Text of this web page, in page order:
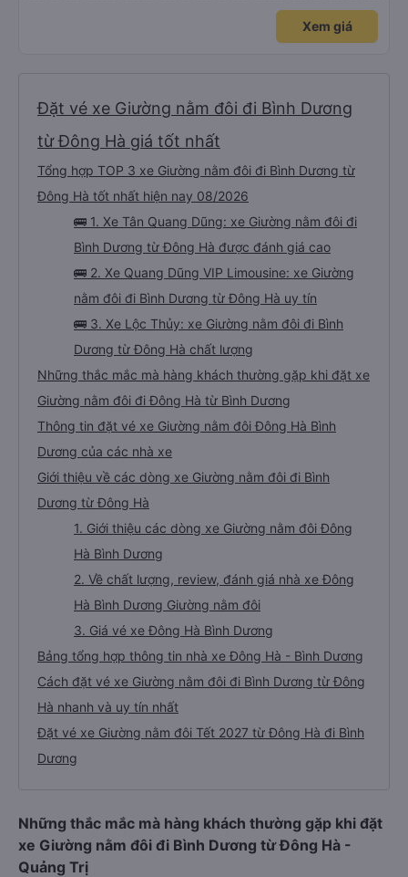
Xem giá
Đặt vé xe Giường nằm đôi đi Bình Dương
từ Đông Hà giá tốt nhất
Tổng hợp TOP 3 xe Giường nằm đôi đi Bình Dương từ
Đông Hà tốt nhất hiện nay 08/2026
🚌 1. Xe Tân Quang Dũng: xe Giường nằm đôi đi
Bình Dương từ Đông Hà được đánh giá cao
🚌 2. Xe Quang Dũng VIP Limousine: xe Giường
nằm đôi đi Bình Dương từ Đông Hà uy tín
🚌 3. Xe Lộc Thủy: xe Giường nằm đôi đi Bình
Dương từ Đông Hà chất lượng
Những thắc mắc mà hàng khách thường gặp khi đặt xe
Giường nằm đôi đi Đông Hà từ Bình Dương
Thông tin đặt vé xe Giường nằm đôi Đông Hà Bình
Dương của các nhà xe
Giới thiệu về các dòng xe Giường nằm đôi đi Bình
Dương từ Đông Hà
1. Giới thiệu các dòng xe Giường nằm đôi Đông
Hà Bình Dương
2. Về chất lượng, review, đánh giá nhà xe Đông
Hà Bình Dương Giường nằm đôi
3. Giá vé xe Đông Hà Bình Dương
Bảng tổng hợp thông tin nhà xe Đông Hà - Bình Dương
Cách đặt vé xe Giường nằm đôi đi Bình Dương từ Đông
Hà nhanh và uy tín nhất
Đặt vé xe Giường nằm đôi Tết 2027 từ Đông Hà đi Bình
Dương
Những thắc mắc mà hàng khách thường gặp khi đặt
xe Giường nằm đôi đi Bình Dương từ Đông Hà -
Quảng Trị